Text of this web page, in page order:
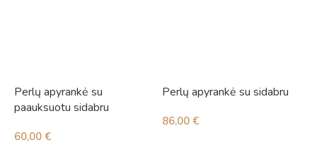
Perlų apyrankė su
paauksuotu sidabru
60,00 €
Perlų apyrankė su sidabru
86,00 €